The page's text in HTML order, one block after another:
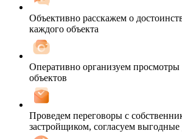
Объективно расскажем о
каждого объекта
Оперативно организуем
объектов
Проведем переговоры с
застройщиком, согласуем выгодные